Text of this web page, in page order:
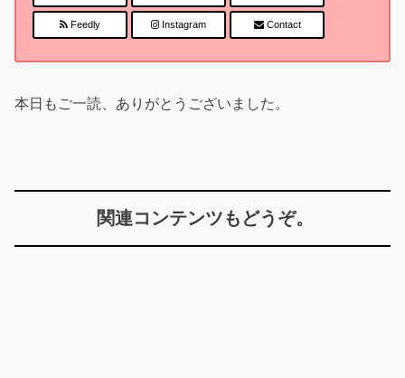
Feedly Instagram Contact
本日もご一読、ありがとうございました。
関連コンテンツもどうぞ。